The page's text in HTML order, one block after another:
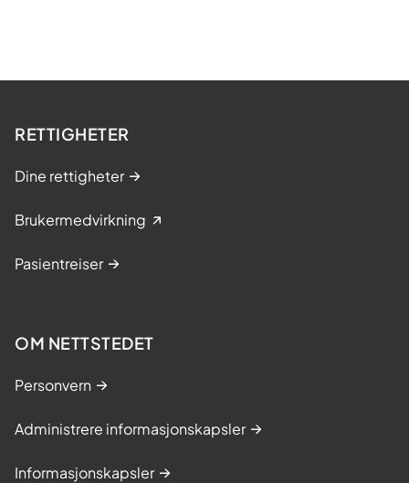
RETTIGHETER
Dine rettigheter
Brukermedvirkning
Pasientreiser
OM NETTSTEDET
Personvern
Administrere informasjonskapsler
Informasjonskapsler